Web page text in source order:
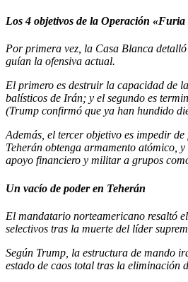
Los 4 objetivos de la Operación «Furia
Por primera vez, la Casa Blanca
guían la ofensiva actual.
El primero es destruir la capacidad de
balísticos de Irán; y el segundo es
(Trump confirmó que ya han hundido
Además, el tercer objetivo es impedir
Teherán obtenga armamento atómico,
apoyo financiero y militar a grupos
Un vacío de poder en Teherán
El mandatario norteamericano resaltó
selectivos tras la muerte del líder
Según Trump, la estructura de mando
estado de caos total tras la eliminación